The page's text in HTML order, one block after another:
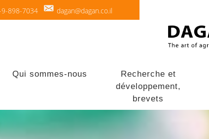
898-7034 dagan@dagan.co.il
Qui sommes-nous
Recherche et
développement,
brevets